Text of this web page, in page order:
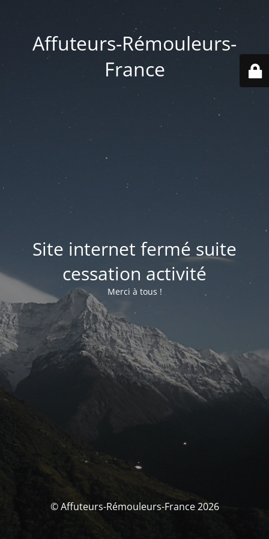
Affuteurs-Rémouleurs-
France
Site internet fermé suite
cessation activité
Merci à tous !
© Affuteurs-Rémouleurs-France 2026